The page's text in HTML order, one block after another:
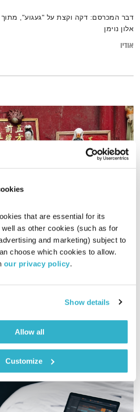
that are essential for its
as other cookies (such as for
and marketing) subject to
choose which cookies to allow.
our privacy policy.
Show details
Allow all
Customize
דבר המכרסם: דקה וקצת על "געגוע",
אלון נוימן
אודיו
פרשת עקב
נפגשים לשבת
הרב אור זהר
05.08.15
00:59:56
אורח באולפן: הרב גרישה קוטלר
אודיו